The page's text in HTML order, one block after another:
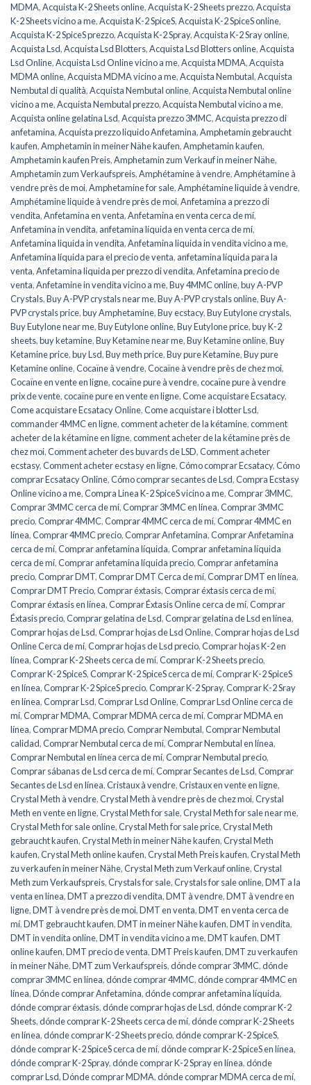
MDMA,Acquista K-2 Sheets online,Acquista K-2 Sheets prezzo,Acquista
K-2 Sheets vicino a me,Acquista K-2 SpiceS,Acquista K-2 SpiceS online,
Acquista K-2 SpiceS prezzo,Acquista K-2 Spray,Acquista K-2 Sray online,
Acquista Lsd,Acquista Lsd Blotters,Acquista Lsd Blotters online,Acquista
Lsd Online,Acquista Lsd Online vicino a me,Acquista MDMA,Acquista
MDMA online,Acquista MDMA vicino a me,Acquista Nembutal,Acquista
Nembutal di qualità,Acquista Nembutal online,Acquista Nembutal online
vicino a me,Acquista Nembutal prezzo,Acquista Nembutal vicino a me,
Acquista online gelatina Lsd,Acquista prezzo 3MMC,Acquista prezzo di
anfetamina,Acquista prezzo liquido Anfetamina,Amphetamin gebraucht
kaufen,Amphetamin in meiner Nähe kaufen,Amphetamin kaufen,
Amphetamin kaufen Preis,Amphetamin zum Verkauf in meiner Nähe,
Amphetamin zum Verkaufspreis,Amphétamine à vendre,Amphétamine à
vendre près de moi,Amphetamine for sale,Amphétamine liquide à vendre,
Amphétamine liquide à vendre près de moi,Anfetamina a prezzo di
vendita,Anfetamina en venta,Anfetamina en venta cerca de mí,
Anfetamina in vendita, anfetamina líquida en venta cerca de mí,
Anfetamina liquida in vendita,Anfetamina liquida in vendita vicino a me,
Anfetamina líquida para el precio de venta, anfetamina líquida para la
venta,Anfetamina liquida per prezzo di vendita,Anfetamina precio de
venta,Anfetamine in vendita vicino a me,Buy 4MMC online,buy A-PVP
Crystals,Buy A-PVP crystals near me,Buy A-PVP crystals online,Buy A-
PVP crystals price,buy Amphetamine,Buy ecstacy,Buy Eutylone crystals,
Buy Eutylone near me,Buy Eutylone online,Buy Eutylone price,buy K-2
sheets,buy ketamine,Buy Ketamine near me,Buy Ketamine online,Buy
Ketamine price,buy Lsd,Buy meth price,Buy pure Ketamine,Buy pure
Ketamine online,Cocaïne à vendre,Cocaïne à vendre près de chez moi,
Cocaïne en vente en ligne,cocaïne pure à vendre,cocaïne pure à vendre
prix de vente,cocaïne pure en vente en ligne,Come acquistare Ecsatacy,
Come acquistare Ecsatacy Online,Come acquistare i blotter Lsd,
commander 4MMC en ligne,comment acheter de la kétamine,comment
acheter de la kétamine en ligne,comment acheter de la kétamine près de
chez moi,Comment acheter des buvards de LSD,Comment acheter
ecstasy,Comment acheter ecstasy en ligne,Cómo comprar Ecsatacy,Cómo
comprar Ecsatacy Online,Cómo comprar secantes de Lsd,Compra Ecstasy
Online vicino a me,Compra Linea K-2 SpiceS vicino a me,Comprar 3MMC,
Comprar 3MMC cerca de mí,Comprar 3MMC en línea,Comprar 3MMC
precio,Comprar 4MMC,Comprar 4MMC cerca de mí,Comprar 4MMC en
línea,Comprar 4MMC precio,Comprar Anfetamina,Comprar Anfetamina
cerca de mí,Comprar anfetamina líquida,Comprar anfetamina líquida
cerca de mí,Comprar anfetamina líquida precio,Comprar anfetamina
precio,Comprar DMT,Comprar DMT Cerca de mí,Comprar DMT en línea,
Comprar DMT Precio,Comprar éxtasis,Comprar éxtasis cerca de mí,
Comprar éxtasis en línea,Comprar Éxtasis Online cerca de mí,Comprar
Éxtasis precio,Comprar gelatina de Lsd,Comprar gelatina de Lsd en línea,
Comprar hojas de Lsd,Comprar hojas de Lsd Online,Comprar hojas de Lsd
Online Cerca de mí,Comprar hojas de Lsd precio,Comprar hojas K-2 en
línea,Comprar K-2 Sheets cerca de mí,Comprar K-2 Sheets precio,
Comprar K-2 SpiceS,Comprar K-2 SpiceS cerca de mí,Comprar K-2 SpiceS
en línea,Comprar K-2 SpiceS precio,Comprar K-2 Spray,Comprar K-2 Sray
en línea,Comprar Lsd,Comprar Lsd Online,Comprar Lsd Online cerca de
mí,Comprar MDMA,Comprar MDMA cerca de mí,Comprar MDMA en
línea,Comprar MDMA precio,Comprar Nembutal,Comprar Nembutal
calidad,Comprar Nembutal cerca de mí,Comprar Nembutal en línea,
Comprar Nembutal en línea cerca de mí,Comprar Nembutal precio,
Comprar sábanas de Lsd cerca de mí,Comprar Secantes de Lsd,Comprar
Secantes de Lsd en línea,Cristaux à vendre,Cristaux en vente en ligne,
Crystal Meth à vendre,Crystal Meth à vendre près de chez moi,Crystal
Meth en vente en ligne,Crystal Meth for sale,Crystal Meth for sale near me,
Crystal Meth for sale online,Crystal Meth for sale price,Crystal Meth
gebraucht kaufen,Crystal Meth in meiner Nähe kaufen,Crystal Meth
kaufen,Crystal Meth online kaufen,Crystal Meth Preis kaufen,Crystal Meth
zu verkaufen in meiner Nähe,Crystal Meth zum Verkauf online,Crystal
Meth zum Verkaufspreis,Crystals for sale,Crystals for sale online,DMT a la
venta en línea,DMT a prezzo di vendita,DMT à vendre,DMT à vendre en
ligne,DMT à vendre près de moi,DMT en venta,DMT en venta cerca de
mí,DMT gebraucht kaufen,DMT in meiner Nähe kaufen,DMT in vendita,
DMT in vendita online,DMT in vendita vicino a me,DMT kaufen,DMT
online kaufen,DMT precio de venta,DMT Preis kaufen,DMT zu verkaufen
in meiner Nähe,DMT zum Verkaufspreis,dónde comprar 3MMC,dónde
comprar 3MMC en línea,dónde comprar 4MMC,dónde comprar 4MMC en
línea,Dónde comprar Anfetamina,dónde comprar anfetamina líquida,
dónde comprar éxtasis,dónde comprar hojas de Lsd,dónde comprar K-2
Sheets,dónde comprar K-2 Sheets cerca de mí,dónde comprar K-2 Sheets
en línea,dónde comprar K-2 Sheets precio,dónde comprar K-2 SpiceS,
dónde comprar K-2 SpiceS cerca de mí,dónde comprar K-2 SpiceS en línea,
dónde comprar K-2 Spray,dónde comprar K-2 Spray en línea,dónde
comprar Lsd,Dónde comprar MDMA,dónde comprar MDMA cerca de mí,